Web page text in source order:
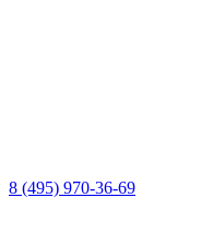
8 (495) 970-36-69